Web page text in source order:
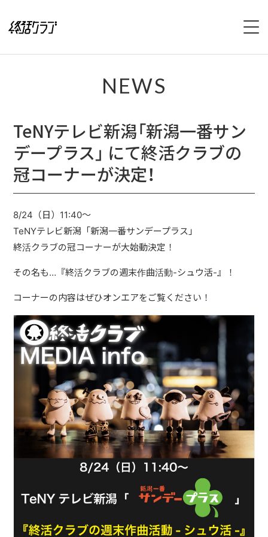
INTERVIEW
1stFullAlbum『終活のススメ』特設サイト
LIVE
ABOUT
DISCOGRAPHY
GOODS
GOODS
終活商店(通販)
ガチャガチャ
REQUEST
公式ファンクラブ
NEWS
TeNYテレビ新潟「新潟一番サン
デープラス」 にて終活クラブの
冠コーナーが決定！
8/24（日）11:40〜
TeNYテレビ新潟「新潟一番サンデープラス」
終活クラブの冠コーナーが大始動決定！
その名も…『終活クラブの週末作曲活動-シュウ活-』！
コーナーの内容はぜひオンエアをご覧ください！